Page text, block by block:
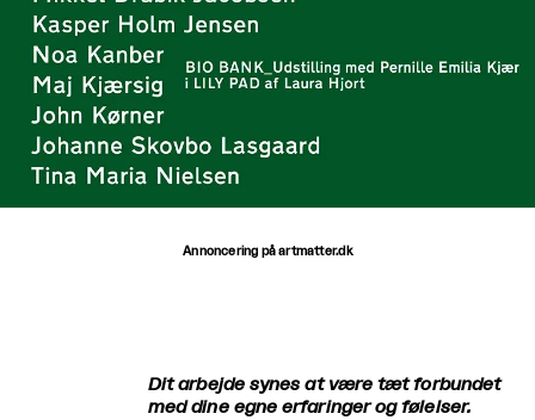
Annoncering på artmatter.dk
Dit arbejde synes at være tæt forbundet
med dine egne erfaringer og følelser.